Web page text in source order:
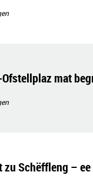
mat
zu Schëffleng –